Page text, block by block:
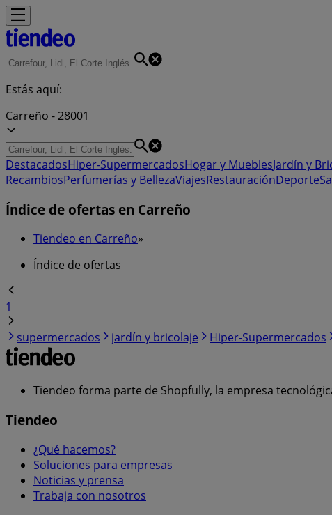
Estás aquí:
Carreño - 28001
DestacadosHiper-SupermercadosHogar y MueblesJardín y
RecambiosPerfumerías y BellezaViajesRestauraciónDeporte
Índice de ofertas en Carreño
Tiendeo en Carreño»
Índice de ofertas
1
supermercados
jardín y bricolaje Hiper-Supermercados
Tiendeo forma parte de Shopfully, la empresa
Tiendeo
¿Qué hacemos?
Soluciones para empresas
Noticias y prensa
Trabaja con nosotros